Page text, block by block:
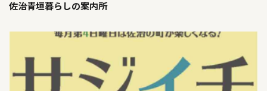
佐治青垣暮らしの案内所